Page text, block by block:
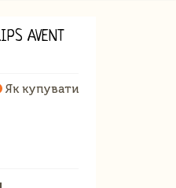
AVENT
Як купувати